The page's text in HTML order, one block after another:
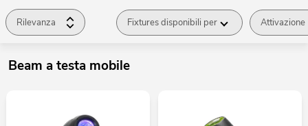
Rilevanza Fixtures disponibili per Attivazione
Beam a testa mobile